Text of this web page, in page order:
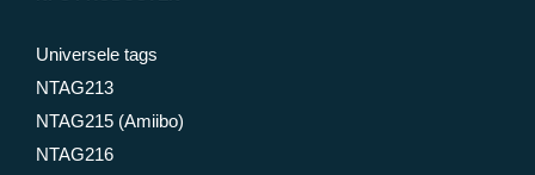
Universele tags
NTAG213
NTAG215 (Amiibo)
NTAG216